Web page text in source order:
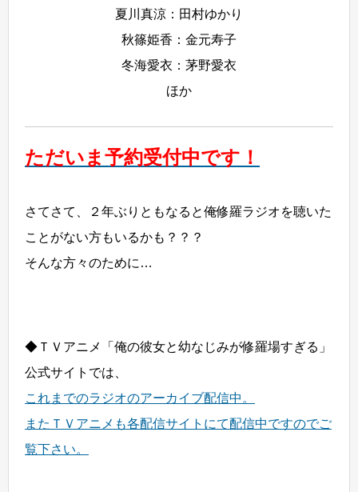
夏川真涼：田村ゆかり
秋篠姫香：金元寿子
冬海愛衣：茅野愛衣
ほか
ただいま予約受付中です！
さてさて、２年ぶりともなると俺修羅ラジオを聴いた
ことがない方もいるかも？？？
そんな方々のために…
◆ＴＶアニメ「俺の彼女と幼なじみが修羅場すぎる」
公式サイトでは、
これまでのラジオのアーカイブ配信中。
またＴＶアニメも各配信サイトにて配信中ですのでご
覧下さい。